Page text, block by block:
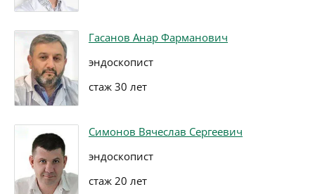
Гасанов Анар Фарманович
эндоскопист
стаж 30 лет
Симонов Вячеслав Сергеевич
эндоскопист
стаж 20 лет